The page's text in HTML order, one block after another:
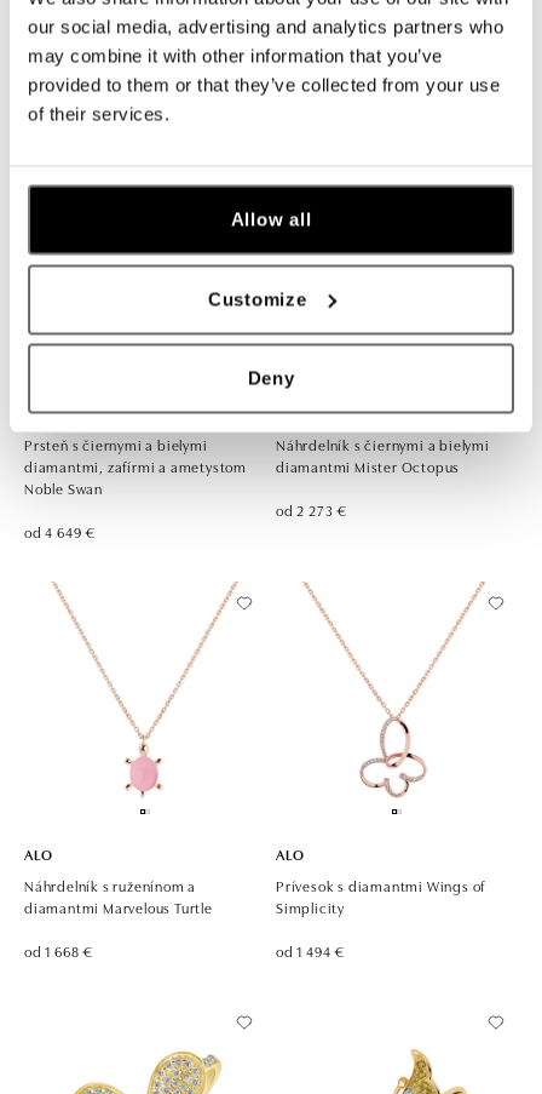
our social media, advertising and analytics partners who
may combine it with other information that you’ve
provided to them or that they’ve collected from your use
of their services.
Allow all
Customize
Deny
Náramok s diamantmi Delicate
od 1 255 €
Prsteň s diamantmi Lonely Butterfly
od 617 €
ALO
Prsteň s čiernymi a bielymi
diamantmi, zafírmi a ametystom
Noble Swan
od 4 649 €
ALO
Náhrdelník s čiernymi a bielymi
diamantmi Mister Octopus
od 2 273 €
ALO
Náhrdelník s ruženínom a
diamantmi Marvelous Turtle
od 1 668 €
ALO
Prívesok s diamantmi Wings of
Simplicity
od 1 494 €